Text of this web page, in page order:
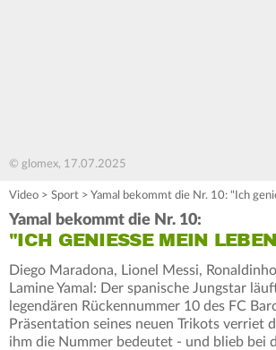
© glomex, 17.07.2025
Video > Sport > Yamal bekommt die Nr. 10: "Ich
Yamal bekommt die Nr. 10:
"ICH GENIESSE MEIN LEBEN"
Diego Maradona, Lionel Messi,
Lamine Yamal: Der spanische Jungstar
legendären Rückennummer 10 des FC
Präsentation seines neuen Trikots verriet
ihm die Nummer bedeutet - und blieb bei